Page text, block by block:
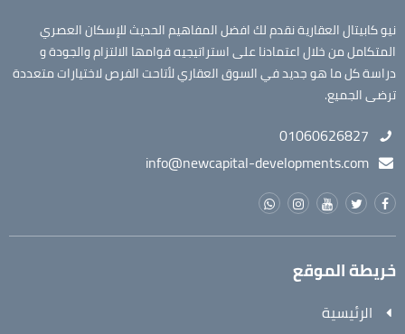
نيو كابيتال العقارية نقدم لك افضل المفاهيم الحديث للإسكان العصري
المتكامل من خلال اعتمادنا على استراتيجيه قوامها الالتزام والجودة و
دراسة كل ما هو جديد في السوق العقاري لأتاحت الفرص لاختيارات متعددة
ترضى الجميع.
01060626827
info@newcapital-developments.com
خريطة الموقع
الرئيسية